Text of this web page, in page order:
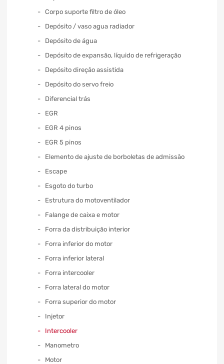
Corpo suporte filtro de óleo
Depósito / vaso agua radiador
Depósito de água
Depósito de expansão, líquido de refrigeração
Depósito direção assistida
Depósito do servo freio
Diferencial trás
EGR
EGR 4 pinos
EGR 5 pinos
Elemento de ajuste de borboletas de admissão
Escape
Esgoto do turbo
Estrutura do motoventilador
Falange de caixa e motor
Forra da distribuição interior
Forra inferior do motor
Forra inferior lateral
Forra intercooler
Forra lateral do motor
Forra superior do motor
Injetor
Intercooler
Manometro
Motor